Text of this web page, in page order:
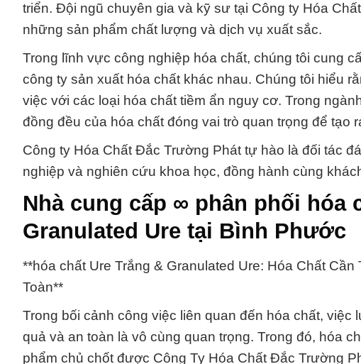
triển. Đội ngũ chuyên gia và kỹ sư tại Công ty Hóa
những sản phẩm chất lượng và dịch vụ xuất sắc.
Trong lĩnh vực công nghiệp hóa chất, chúng tôi cung
công ty sản xuất hóa chất khác nhau. Chúng tôi hiểu
việc với các loại hóa chất tiềm ẩn nguy cơ. Trong
đồng đều của hóa chất đóng vai trò quan trọng để tạo
Công ty Hóa Chất Đắc Trường Phát tự hào là đối tác
nghiệp và nghiên cứu khoa học, đồng hành cùng
Nhà cung cấp ∞ phân phối hóa
Granulated Ure tại Bình Phước
**hóa chất Ure Trắng & Granulated Ure: Hóa Chất
Toàn**
Trong bối cảnh công việc liên quan đến hóa chất,
quả và an toàn là vô cùng quan trọng. Trong đó, hóa
phẩm chủ chốt được Công Ty Hóa Chất Đắc Trường